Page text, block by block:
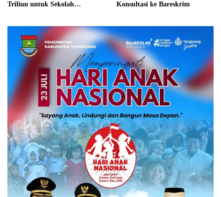
Triliun untuk Sekolah
Konsultasi ke Bareskrim